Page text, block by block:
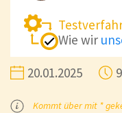
Wie wir
20.01.2025
Kommt über mit *